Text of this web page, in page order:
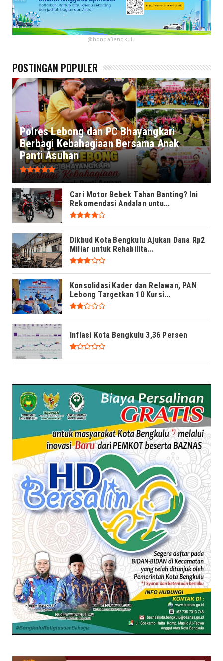
@hondaBengkulu
POSTINGAN POPULER
Polres Lebong dan PC Bhayangkari
Berbagi Kebahagiaan Bersama Anak
Panti Asuhan
Cari Motor Bebek Tahan Banting? Ini
Rekomendasi Andalan untu...
Dikbud Kota Bengkulu Ajukan Dana Rp2
Miliar untuk Rehabilita...
Konsolidasi Kader dan Relawan, PAN
Lebong Targetkan 10 Kursi...
Inflasi Kota Bengkulu 3,36 Persen